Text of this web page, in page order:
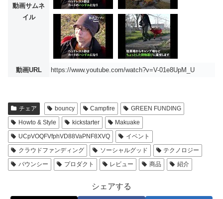
動画サムネ
イル
動画URL https://www.youtube.com/watch?v=V-01e8UpM_U
チェア bouncy Campfire
GREEN FUNDING
Howto & Style
kickstarter
Makuake
UCpVOQFVfphVD88VaPNF8XVQ
イベント
クラウドファンディング
ソーシャルグッド
テクノロジー
バウンシー
プロダクト レビュー 商品 紹介
シェアする